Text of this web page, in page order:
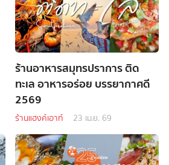
ร้านอาหารสมุทรปราการ ติด
ทะเล อาหารอร่อย บรรยากาศดี
2569
ร้านแฮงค์เอาท์ 23 เม.ย. 69